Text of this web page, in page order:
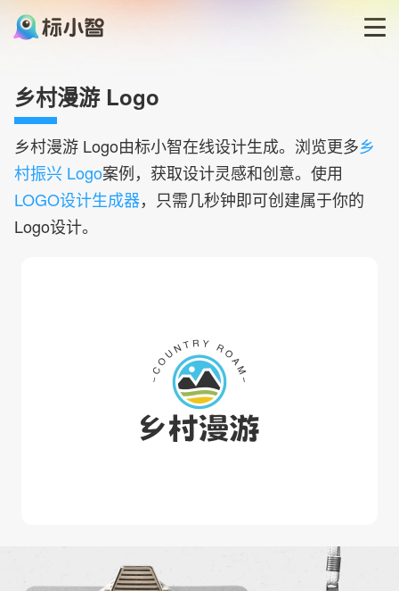
LOGO生成器
LOGO模板
乡村漫游 Logo
乡村漫游 Logo由标小智在线设计生成。浏览更多乡
村振兴 Logo案例，获取设计灵感和创意。使用
LOGO设计生成器，只需几秒钟即可创建属于你的
Logo设计。